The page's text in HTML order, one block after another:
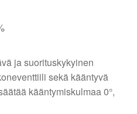
ja suorituskykyinen
sekä kääntyvä
kääntymiskulmaa 0°,